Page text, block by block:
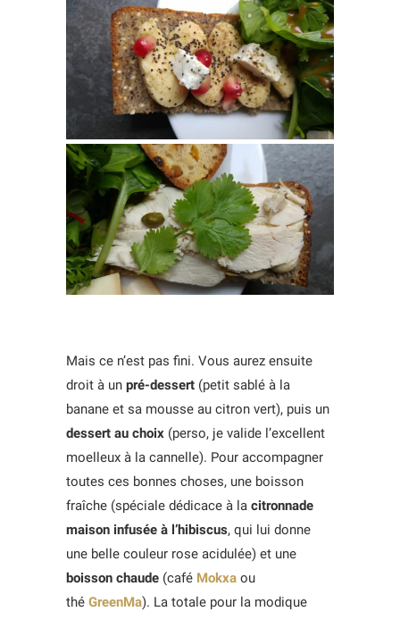
Mais ce n’est pas fini. Vous aurez ensuite
droit à un pré-dessert (petit sablé à la
banane et sa mousse au citron vert), puis un
dessert au choix (perso, je valide l’excellent
moelleux à la cannelle). Pour accompagner
toutes ces bonnes choses, une boisson
fraîche (spéciale dédicace à la citronnade
maison infusée à l’hibiscus, qui lui donne
une belle couleur rose acidulée) et une
boisson chaude (café Mokxa ou
thé GreenMa). La totale pour la modique